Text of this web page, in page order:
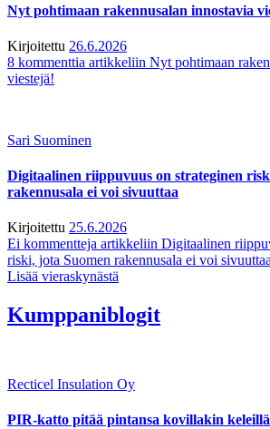
Nyt pohtimaan rakennusalan innostavia
Kirjoitettu 26.6.2026
8 kommenttia artikkeliin Nyt pohtimaan
viestejä!
Sari Suominen
Digitaalinen riippuvuus on strateginen
rakennusala ei voi sivuuttaa
Kirjoitettu 25.6.2026
Ei kommentteja artikkeliin Digitaalinen
riski, jota Suomen rakennusala ei voi sivuuttaa
Lisää vieraskynästä
Kumppaniblogit
Recticel Insulation Oy
PIR-katto pitää pintansa kovillakin keleillä